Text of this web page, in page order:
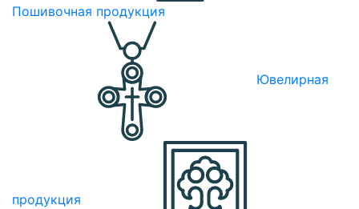
Пошивочная продукция
Ювелирная
продукция